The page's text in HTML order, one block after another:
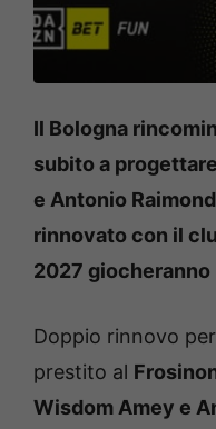
Il Bologna
subito a
e Antonio
rinnovato con il
2027 giocheranno
Doppio rinnovo
prestito al
Wisdom Amey e